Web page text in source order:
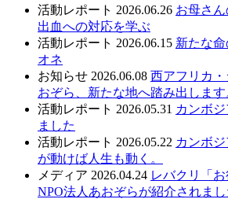
活動レポート 2026.06.26 お母さ
出血への対応を学ぶ
活動レポート 2026.06.15 新たな
オネ
お知らせ 2026.06.08 西アフリカ
おぞら、新たな地へ踏み出します
活動レポート 2026.05.31 カンボ
ました
活動レポート 2026.05.22 カンボ
が動けば人生も動く。
メディア 2026.04.24 レバクリ「
NPO法人あおぞらが紹介されまし